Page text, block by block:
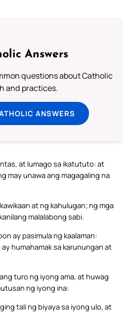
Answers
questions about Catholic
and practices.
ANSWERS
at lumago sa ikatututo: at
may unawa ang magagaling na
at ng kahulugan; ng mga
malalabong sabi.
ay pasimula ng kaalaman:
humahamak sa karunungan at
turo ng iyong ama, at huwag
ng iyong ina:
tali ng biyaya sa iyong ulo, at